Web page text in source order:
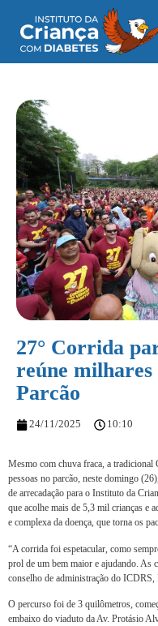
27° Corrida
reúne milhares
Parcão
24/11/2025 10:10
Mesmo com chuva fraca, a tradicional
pessoas no parcão, neste domingo
de arrecadação para o Instituto da
que acolhe mais de 5,3 mil crianças e
e complexa da doença, que torna os
“A corrida foi espetacular, como
prol de um bem maior e ajudando. As
conselho de administração do ICDRS,
O percurso foi de 3 quilômetros,
embaixo do viaduto da Av. Protásio